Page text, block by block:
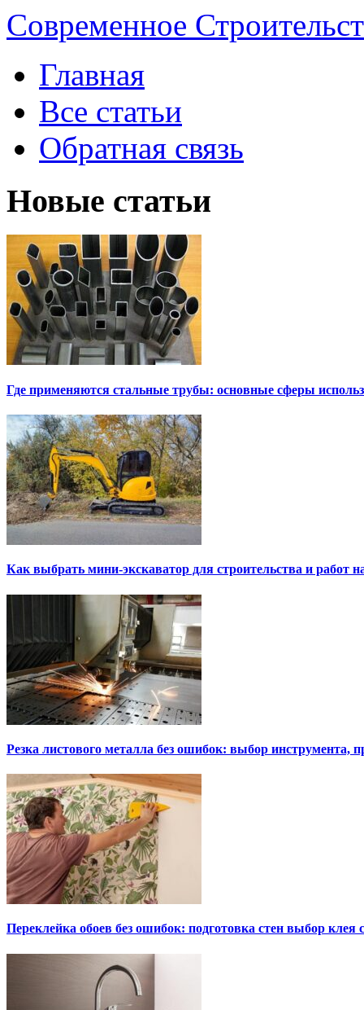
Современное
Главная
Все статьи
Обратная связь
Новые статьи
Где применяются стальные трубы: основные сферы
Как выбрать мини-экскаватор для строительства и работ
Резка листового металла без ошибок: выбор инструмента,
Переклейка обоев без ошибок: подготовка стен выбор клея